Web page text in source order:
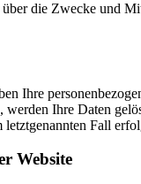
die Zwecke und
Ihre
Ihre Daten
Fall
Website